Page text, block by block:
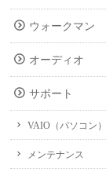
ウォークマン
オーディオ
サポート
VAIO（パソコン）
メンテナンス